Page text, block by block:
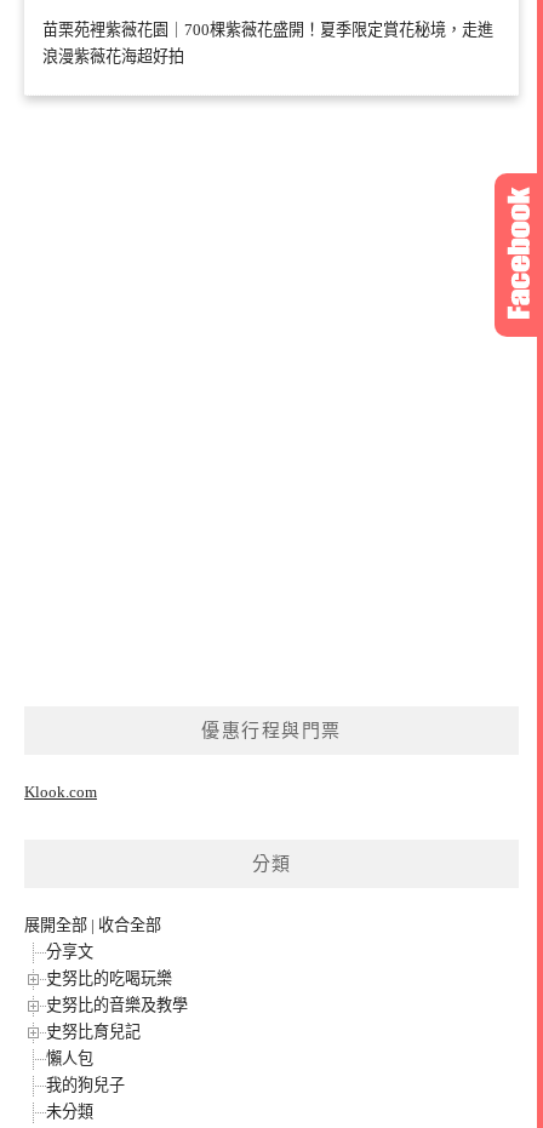
苗栗苑裡紫薇花園｜700棵紫薇花盛開！夏季限定賞花秘境，走進
浪漫紫薇花海超好拍
優惠行程與門票
Klook.com
分類
展開全部 | 收合全部
分享文
史努比的吃喝玩樂
史努比的音樂及教學
史努比育兒記
懶人包
我的狗兒子
未分類